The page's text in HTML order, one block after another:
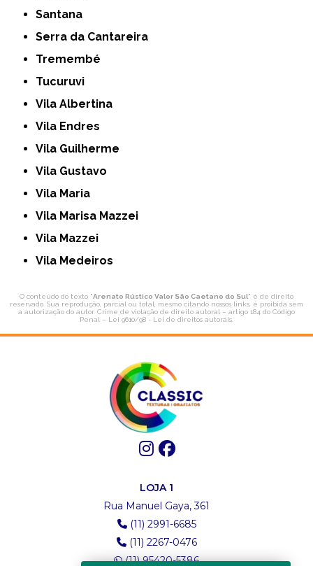
Santana
Serra da Cantareira
Tremembé
Tucuruvi
Vila Albertina
Vila Endres
Vila Guilherme
Vila Gustavo
Vila Maria
Vila Marisa Mazzei
Vila Mazzei
Vila Medeiros
O conteúdo do texto "Arenato Rústico Valor São Caetano do Sul" é de direito
reservado. Sua reprodução, parcial ou total, mesmo citando nossos links, é proibida sem
a autorização do autor. Crime de violação de direito autoral – artigo 184 do Código
Penal – Lei 9610/98 - Lei de direitos autorais
LOJA 1
Rua Manuel Gaya, 361
(11) 2991-6685
(11) 2267-0476
(11) 95420-5386